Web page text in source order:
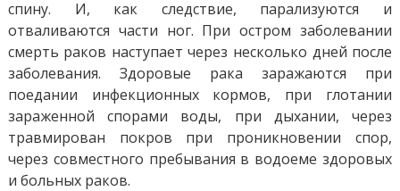
спину. И, как следствие, парализуются и
отваливаются части ног. При остром заболевании
смерть раков наступает через несколько дней после
заболевания. Здоровые рака заражаются при
поедании инфекционных кормов, при глотании
зараженной спорами воды, при дыхании, через
травмирован покров при проникновении спор,
через совместного пребывания в водоеме здоровых
и больных раков.